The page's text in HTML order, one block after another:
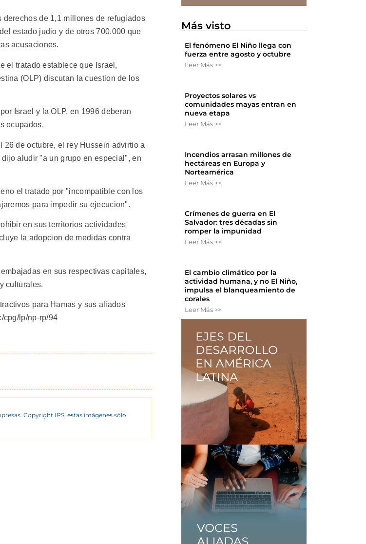
de 1,1 millones de refugiados
estado judio y de otros 700.000 que
acusaciones.
el tratado establece que Israel,
(OLP) discutan la cuestion de los
Israel y la OLP, en 1996 deberan
ocupados.
de octubre, el rey Hussein advirtio a
aludir "a un grupo en especial", en
el tratado por "incompatible con los
para impedir su ejecucion".
en sus territorios actividades
la adopcion de medidas contra
en sus respectivas capitales,
culturales.
para Hamas y sus aliados
cpg/lp/np-rp/94
Copyright IPS, estas imágenes sólo
Más visto
El fenómeno El Niño llega con
fuerza entre agosto y octubre
Leer Más >>
Proyectos solares vs
comunidades mayas entran en
nueva etapa
Leer Más >>
Incendios arrasan millones de
hectáreas en Europa y
Norteamérica
Leer Más >>
Crímenes de guerra en El
Salvador: tres décadas sin
romper la impunidad
Leer Más >>
El cambio climático por la
actividad humana, y no El Niño,
impulsa el blanqueamiento de
corales
Leer Más >>